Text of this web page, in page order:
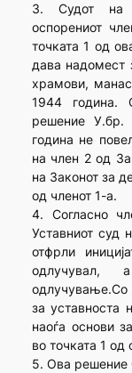
3. Судот на
оспорениот
точката 1 од
дава надомест
храмови,
1944 година.
решение
година не
на член 2 од
на Законот за
од членот 1-а.
4. Согласно
Уставниот суд
отфрли
одлучување.Со
за уставноста
наоѓа основи
во точката 1
5. Ова решение